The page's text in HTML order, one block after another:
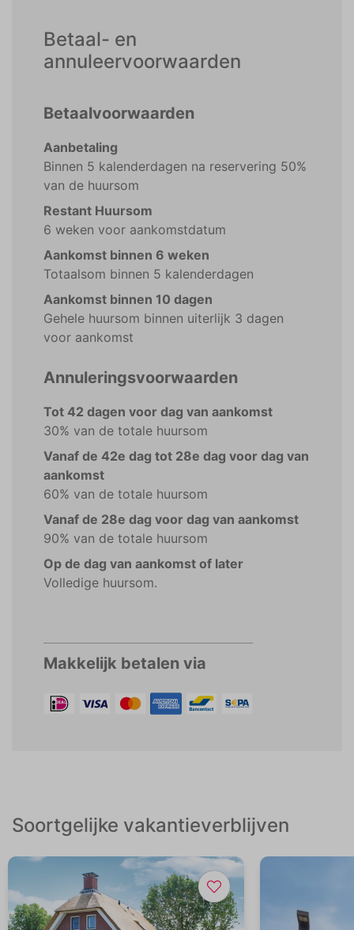
Betaal- en
annuleervoorwaarden
Betaalvoorwaarden
Aanbetaling
Binnen 5 kalenderdagen na reservering 50%
van de huursom
Restant Huursom
6 weken voor aankomstdatum
Aankomst binnen 6 weken
Totaalsom binnen 5 kalenderdagen
Aankomst binnen 10 dagen
Gehele huursom binnen uiterlijk 3 dagen
voor aankomst
Annuleringsvoorwaarden
Tot 42 dagen voor dag van aankomst
30% van de totale huursom
Vanaf de 42e dag tot 28e dag voor dag van
aankomst
60% van de totale huursom
Vanaf de 28e dag voor dag van aankomst
90% van de totale huursom
Op de dag van aankomst of later
Volledige huursom.
Makkelijk betalen via
Soortgelijke vakantieverblijven